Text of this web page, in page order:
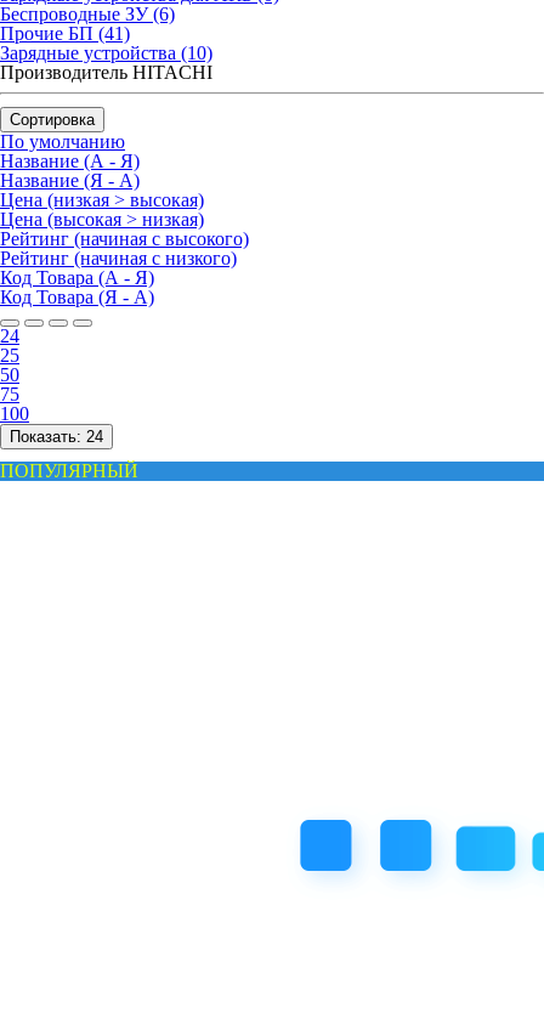
Беспроводные ЗУ (6)
Прочие БП (41)
Зарядные устройства (10)
Производитель HITACHI
Сортировка
По умолчанию
Название (А - Я)
Название (Я - А)
Цена (низкая > высокая)
Цена (высокая > низкая)
Рейтинг (начиная с высокого)
Рейтинг (начиная с низкого)
Код Товара (А - Я)
Код Товара (Я - А)
24
25
50
75
100
Показать: 24
ПОПУЛЯРНЫЙ